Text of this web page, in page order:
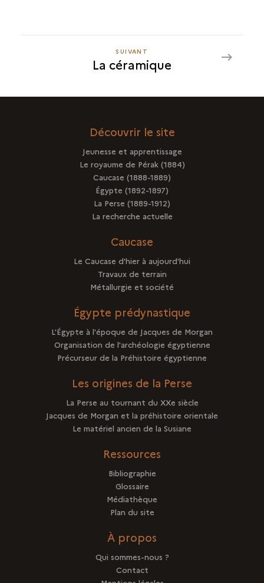
SUIVANT
LA
SUIVANT
La céramique
Découvrir le site
Jeunesse et apprentissage
Le royaume de Pérak (1884)
Caucase (1888-1889)
Égypte (1892-1897)
La Perse (1889-1912)
La recherche actuelle
Caucase
Le Caucase d'hier à aujourd'hui
Travaux de terrain
Métallurgie et société
Égypte prédynastique
L'Égypte à l'époque de Jacques de Morgan
Organisation de l'archéologie égyptienne
Précurseur de la Préhistoire égyptienne
Les origines de la Perse
La Perse au tournant du XXe siècle
Jacques de Morgan et la préhistoire orientale
Le matériel ancien de la Susiane
Ressources
Bibliographie
Glossaire
Médiathèque
Plan du site
À propos
Qui sommes-nous ?
Contact